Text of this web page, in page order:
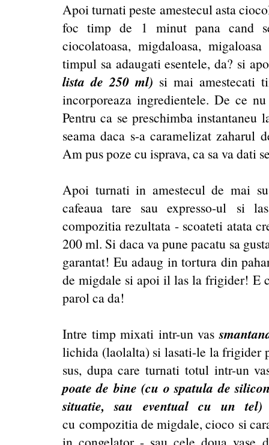
Apoi turnati peste amestecul asta
foc timp de 1 minut pana cand
ciocolatoasa, migdaloasa,
timpul sa adaugati esentele, da? si
lista de 250 ml) si mai amestecati
incorporeaza ingredientele. De ce
Pentru ca se preschimba
seama daca s-a caramelizat
Am pus poze cu isprava, ca sa va dati
Apoi turnati in amestecul de mai
cafeaua tare sau expresso-ul si
compozitia rezultata - scoateti atata
200 ml. Si daca va pune pacatu sa
garantat! Eu adaug in tortura din
de migdale si apoi il las la frigider! E
parol ca da!
Intre timp mixati intr-un vas
lichida (laolalta) si lasati-le la frigider
sus, dupa care turnati totul intr-un
poate de bine (cu o spatula de
situatie, sau eventual cu un
cu compozitia de migdale, cioco si